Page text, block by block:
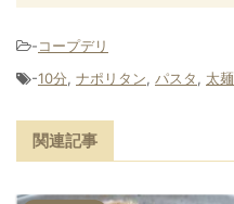
-コープデリ
-10分, ナポリタン, パスタ, 太麺
関連記事